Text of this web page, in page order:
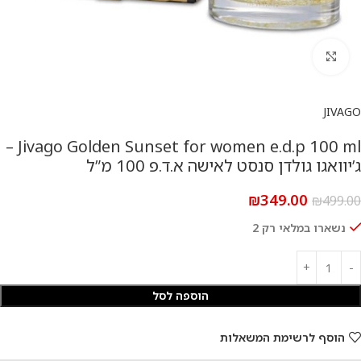
JIVAGO
Jivago Golden Sunset for women e.d.p 100 ml –
ג’יוואגו גולדן סנסט לאישה א.ד.פ 100 מ”ל
₪499.00
₪349.00
נשארו במלאי רק 2
הוספה לסל
הוסף לרשימת המשאלות